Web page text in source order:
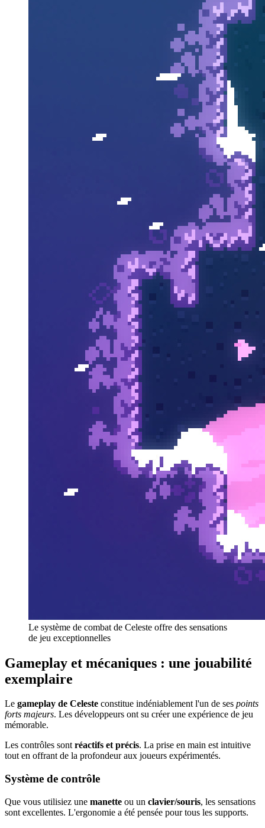
Le système de combat de Celeste offre des sensations
de jeu exceptionnelles
Gameplay et mécaniques : une jouabilité
exemplaire
Le gameplay de Celeste constitue indéniablement l'un de ses points
forts majeurs. Les développeurs ont su créer une expérience de jeu
mémorable.
Les contrôles sontréactifs et précis. La prise en main est intuitive
tout en offrant de la profondeur aux joueurs expérimentés.
Système de contrôle
Que vous utilisiez une manette ou un clavier/souris, les sensations
sont excellentes. L'ergonomie a été pensée pour tous les supports.